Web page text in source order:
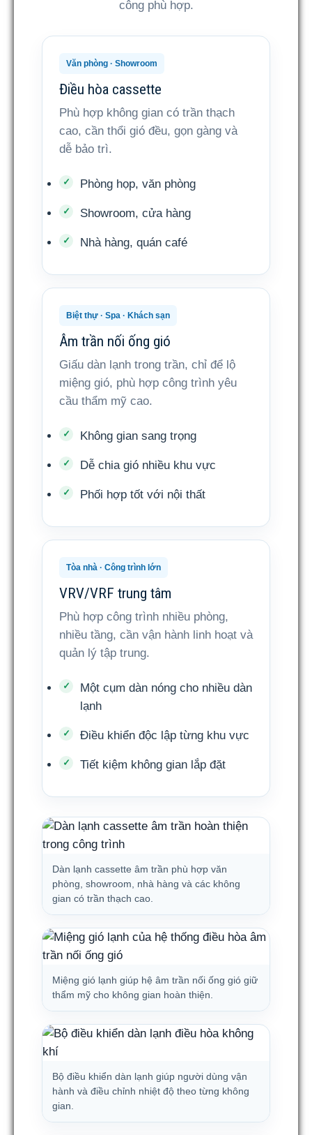
công phù hợp.
Văn phòng · Showroom
Điều hòa cassette
Phù hợp không gian có trần thạch
cao, cần thổi gió đều, gọn gàng và
dễ bảo trì.
Phòng họp, văn phòng
Showroom, cửa hàng
Nhà hàng, quán café
Biệt thự · Spa · Khách sạn
Âm trần nối ống gió
Giấu dàn lạnh trong trần, chỉ để lộ
miệng gió, phù hợp công trình yêu
cầu thẩm mỹ cao.
Không gian sang trọng
Dễ chia gió nhiều khu vực
Phối hợp tốt với nội thất
Tòa nhà · Công trình lớn
VRV/VRF trung tâm
Phù hợp công trình nhiều phòng,
nhiều tầng, cần vận hành linh hoạt và
quản lý tập trung.
Một cụm dàn nóng cho nhiều dàn
lạnh
Điều khiển độc lập từng khu vực
Tiết kiệm không gian lắp đặt
Dàn lạnh cassette âm trần phù hợp văn
phòng, showroom, nhà hàng và các không
gian có trần thạch cao.
Miệng gió lạnh giúp hệ âm trần nối ống gió giữ
thẩm mỹ cho không gian hoàn thiện.
Bộ điều khiển dàn lạnh giúp người dùng vận
hành và điều chỉnh nhiệt độ theo từng không
gian.